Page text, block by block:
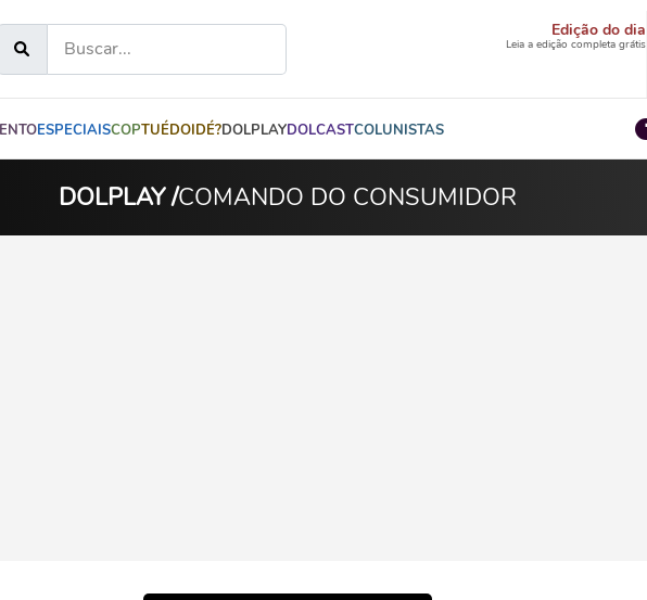
Edição do dia
Leia a edição completa grátis
ESPECIAISCOPTUÉDOIDÉ?DOLPLAYDOLCASTCOLUNISTAS
DOLPLAY /COMANDO DO CONSUMIDOR